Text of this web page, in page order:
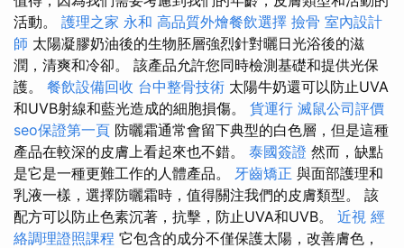
活動。 護理之家 永和 高品質外燴餐飲選擇 撿骨 室內設計
師 太陽凝膠奶油後的生物胚層強烈針對曬日光浴後的滋
潤，清爽和冷卻。 該產品允許您同時檢測基礎和提供光保
護。 餐飲設備回收 台中整骨技術 太陽牛奶還可以防止UVA
和UVB射線和藍光造成的細胞損傷。 貨運行 滅鼠公司評價
seo保證第一頁 防曬霜通常會留下典型的白色層，但是這種
產品在較深的皮膚上看起來也不錯。 泰國簽證 然而，缺點
是它是一種更難工作的人體產品。 牙齒矯正 與面部護理和
乳液一樣，選擇防曬霜時，值得關注我們的皮膚類型。 該
配方可以防止色素沉著，抗擊，防止UVA和UVB。 近視 經
絡調理證照課程 它包含的成分不僅保護太陽，改善膚色，